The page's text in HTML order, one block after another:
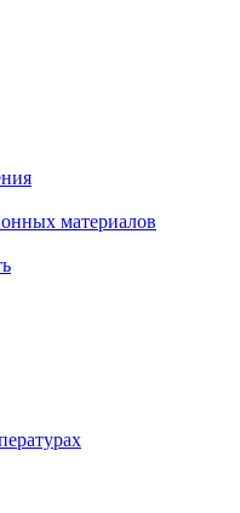
материалов